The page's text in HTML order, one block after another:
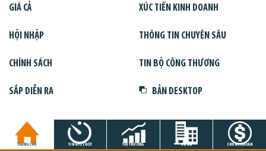
GIÁ CẢ XÚC TIẾN KINH DOANH
HỘI NHẬP THÔNG TIN CHUYÊN SÂU
CHÍNH SÁCH TIN BỘ CÔNG THƯƠNG
SẮP DIỄN RA BẢN DESKTOP
TRANG CHỦ TIN GIỜ CHÓT THỊ TRƯỜNG DỰ ÁN CHỨNG KHOÁN